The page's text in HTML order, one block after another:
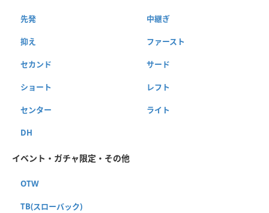
先発 中継ぎ
抑え ファースト
セカンド サード
ショート レフト
センター ライト
DH
イベント・ガチャ限定・その他
OTW
TB(スローバック)